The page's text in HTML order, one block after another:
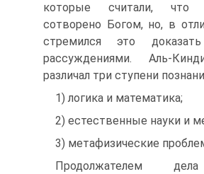
которые считали, что
сотворено Богом, но, в
стремился это доказать
рассуждениями. Аль-
различал три ступени
1) логика и математика;
2) естественные науки и
3) метафизические
Продолжателем